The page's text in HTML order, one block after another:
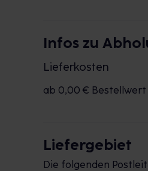
Infos zu
Lieferkosten
ab 0,00 € Bestellwert
Liefergebiet
Die folgenden